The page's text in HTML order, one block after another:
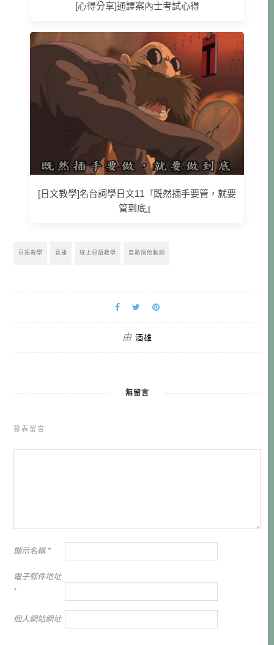
[心得分享]通譯案內士考試心得
[日文教學]名台詞學日文11『既然插手要管，就要
管到底』
日語教學 直播 線上日語教學 自動詞他動詞
由 酒雄
無留言
發表留言
顯示名稱 *
電子郵件地址
*
個人網站網址